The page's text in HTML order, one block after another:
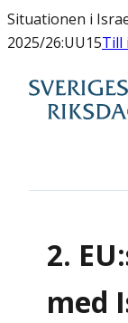
Situationen i
2025/26:UU15Till
2.
med